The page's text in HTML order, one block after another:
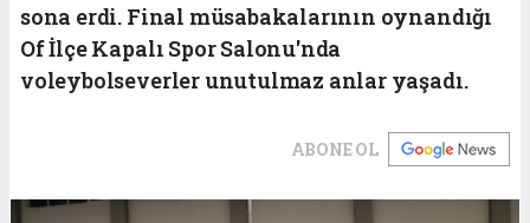
sona erdi. Final müsabakalarının oynandığı
Of İlçe Kapalı Spor Salonu'nda
voleybolseverler unutulmaz anlar yaşadı.
ABONE OL